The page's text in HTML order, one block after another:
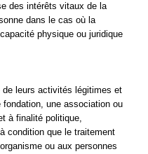
des intérêts vitaux de la
dans le cas où la
physique ou juridique
leurs activités légitimes et
une association ou
à finalité politique,
condition que le traitement
ou aux personnes